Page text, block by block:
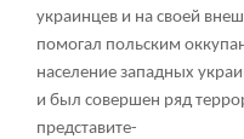
украинцев и на своей
помогал польским
население западных
и был совершен ряд
представите-